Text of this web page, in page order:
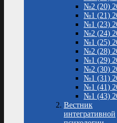
№2 (20)
№1 (21)
№1 (23)
№2 (24)
№1 (25)
№2 (28)
№1 (29)
№2 (30)
№1 (31)
№1 (41)
№1 (43)
Вестник
интегративной